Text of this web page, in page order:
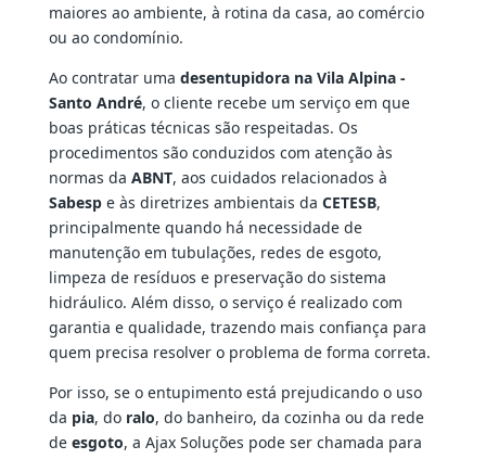
maiores ao ambiente, à rotina da casa, ao comércio
ou ao condomínio.
Ao contratar uma desentupidora na Vila Alpina -
Santo André, o cliente recebe um serviço em que
boas práticas técnicas são respeitadas. Os
procedimentos são conduzidos com atenção às
normas da ABNT, aos cuidados relacionados à
Sabespe às diretrizes ambientais da CETESB,
principalmente quando há necessidade de
manutenção em tubulações, redes de esgoto,
limpeza de resíduos e preservação do sistema
hidráulico. Além disso, o serviço é realizado com
garantia e qualidade, trazendo mais confiança para
quem precisa resolver o problema de forma correta.
Por isso, se o entupimento está prejudicando o uso
da pia, do ralo, do banheiro, da cozinha ou da rede
de esgoto, a Ajax Soluções pode ser chamada para